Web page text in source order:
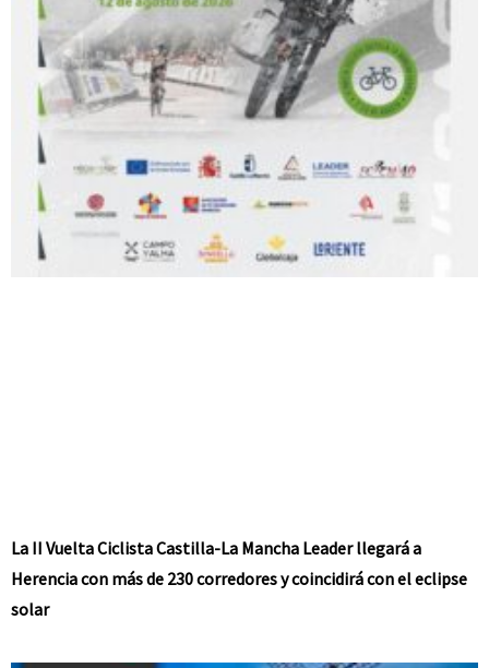
La II Vuelta Ciclista Castilla-La Mancha Leader llegará a
Herencia con más de 230 corredores y coincidirá con el eclipse
solar